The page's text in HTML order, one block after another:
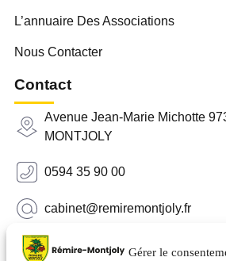
Gérer le
L’annuaire Des Associations
Nous Contacter
Contact
Avenue Jean-Marie Michotte
MONTJOLY
0594 35 90 00
cabinet@remiremontjoly.fr
Newsletter